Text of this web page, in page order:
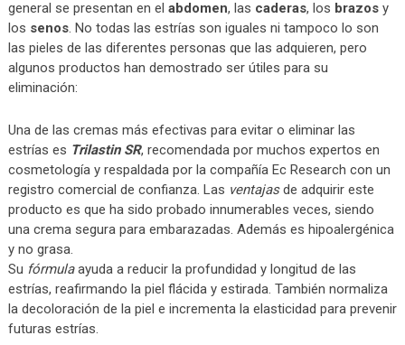
general se presentan en el abdomen, las caderas, los brazosy
los senos. No todas las estrías son iguales ni tampoco lo son
las pieles de las diferentes personas que las adquieren, pero
algunos productos han demostrado ser útiles para su
eliminación:
Una de las cremas más efectivas para evitar o eliminar las
estrías es Trilastin SR, recomendada por muchos expertos en
cosmetología y respaldada por la compañía Ec Research con un
registro comercial de confianza. Las ventajasde adquirir este
producto es que ha sido probado innumerables veces, siendo
una crema segura para embarazadas. Además es hipoalergénica
y no grasa.
Su fórmulaayuda a reducir la profundidad y longitud de las
estrías, reafirmando la piel flácida y estirada. También normaliza
la decoloración de la piel e incrementa la elasticidad para prevenir
futuras estrías.